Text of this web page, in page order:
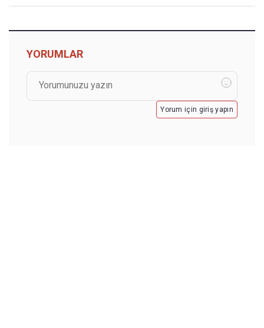
YORUMLAR
Yorum için giriş yapın